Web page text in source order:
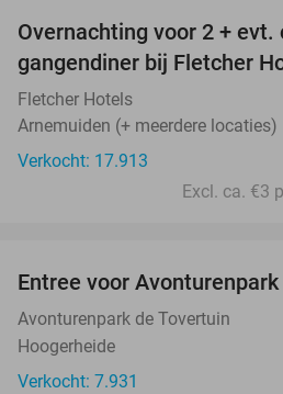
Overnachting voor 2 + evt.
gangendiner bij Fletcher
Fletcher Hotels
Arnemuiden (+ meerdere locaties)
Verkocht: 17.913
Excl. ca. €3
Entree voor
Avonturenpark de Tovertuin
Hoogerheide
Verkocht: 7.931